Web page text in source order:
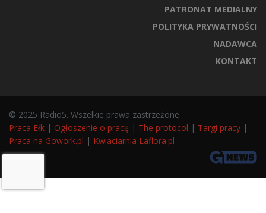
PATRONAT MEDIALNY
POLITYKA PRYWATNOŚCI
NADAWCA
KONTAKT
© 2025 Radio5. Wszelkie prawa zastrzeżone.
Praca Ełk | Ogłoszenie o pracę | The protocol | Targi pracy |
Praca na Gowork.pl | Kwiaciarnia Laflora.pl